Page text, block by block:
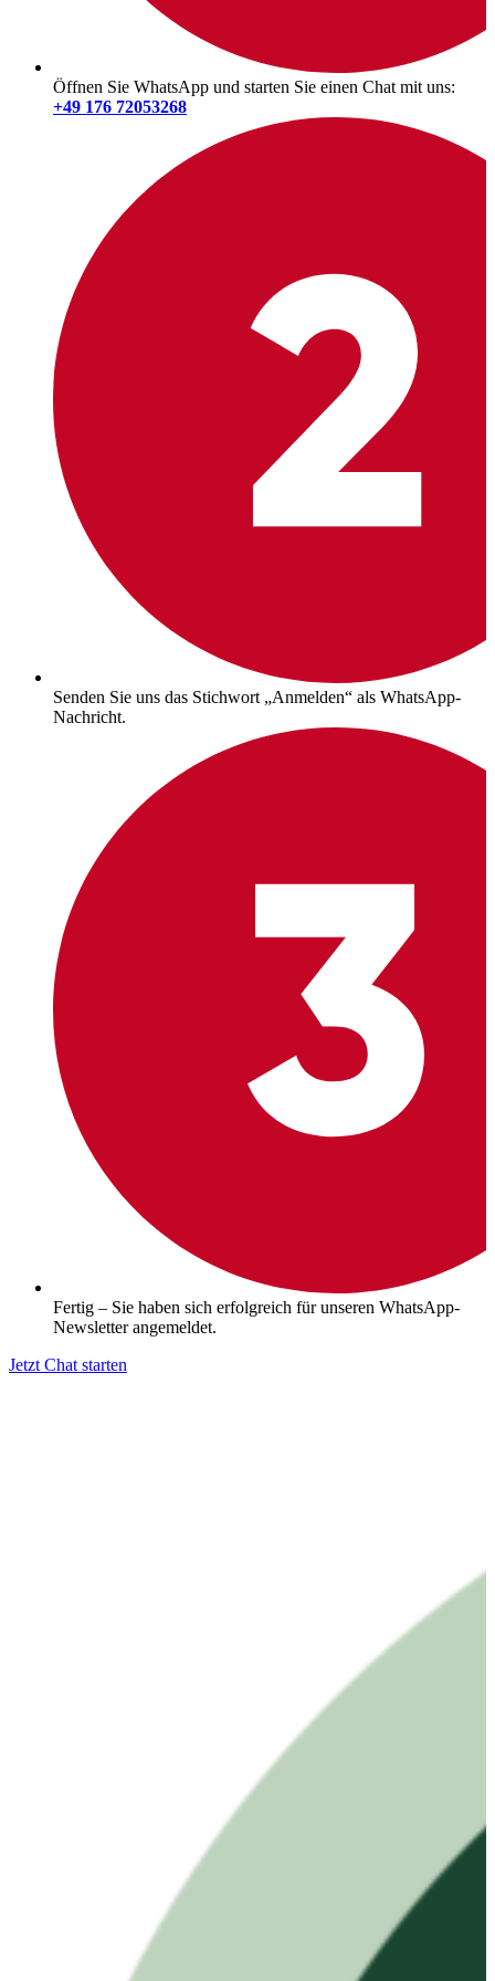
Öffnen Sie WhatsApp und starten Sie einen Chat mit uns:
+49 176 72053268
Senden Sie uns das Stichwort „Anmelden“ als WhatsApp-
Nachricht.
Fertig – Sie haben sich erfolgreich für unseren WhatsApp-
Newsletter angemeldet.
Jetzt Chat starten